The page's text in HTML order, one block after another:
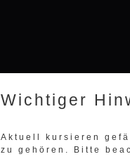
Wichtiger
Aktuell kursieren
zu gehören. Bitte